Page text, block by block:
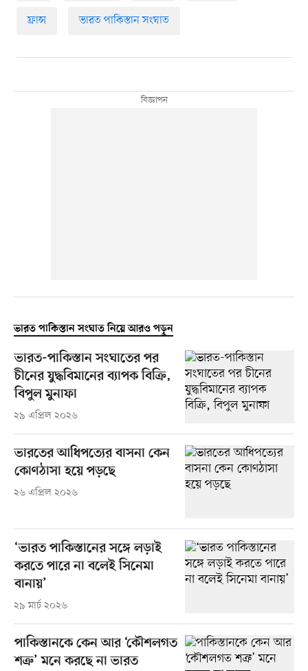
ফ্রান্স ভারত পাকিস্তান সংঘাত
ভারত পাকিস্তান সংঘাত নিয়ে আরও পড়ুন
ভারত-পাকিস্তান সংঘাতের পর
চীনের যুদ্ধবিমানের ব্যাপক বিক্রি,
বিপুল মুনাফা
২৯ এপ্রিল ২০২৬
ভারতের আধিপত্যের বাসনা কেন
কোণঠাসা হয়ে পড়ছে
২৬ এপ্রিল ২০২৬
‘ভারত পাকিস্তানের সঙ্গে লড়াই
করতে পারে না বলেই সিনেমা
বানায়’
২৯ মার্চ ২০২৬
পাকিস্তানকে কেন আর ‘কৌশলগত
শত্রু’ মনে করছে না ভারত